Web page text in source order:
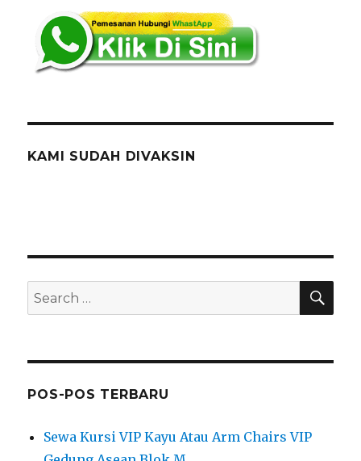
KAMI SUDAH DIVAKSIN
Search
for:
POS-POS TERBARU
Sewa Kursi VIP Kayu Atau Arm Chairs VIP